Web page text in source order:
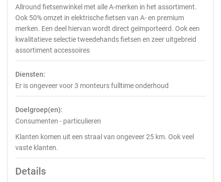
Allround fietsenwinkel met alle A-merken in het assortiment.
Ook 50% omzet in elektrische fietsen van A- en premium
merken. Een deel hiervan wordt direct geïmporteerd. Ook een
kwalitatieve selectie tweedehands fietsen en zeer uitgebreid
assortiment accessoires
Diensten:
Er is ongeveer voor 3 monteurs fulltime onderhoud
Doelgroep(en):
Consumenten - particulieren
Klanten komen uit een straal van ongeveer 25 km. Ook veel
vaste klanten.
Details